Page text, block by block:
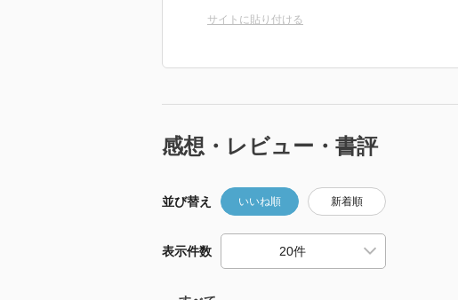
サイトに貼り付ける
感想・レビュー・書評
並び替え いいね順 新着順
表示件数